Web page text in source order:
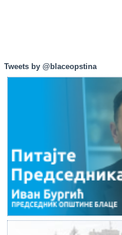
Tweets by @blaceopstina